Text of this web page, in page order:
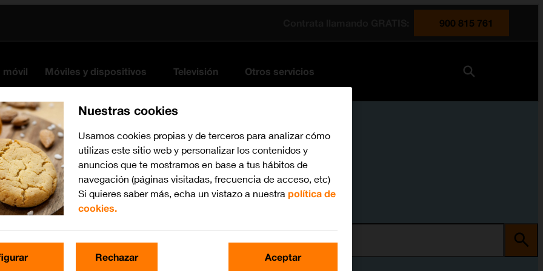
900 815 761
móvil Móviles y dispositivos Televisión Otros servicios
Nuestras cookies
Usamos cookies propias y de terceros para analizar cómo
utilizas este sitio web y personalizar los contenidos y
anuncios que te mostramos en base a tus hábitos de
navegación (páginas visitadas, frecuencia de acceso, etc)
Si quieres saber más, echa un vistazo a nuestra política de
cookies.
Rechazar Aceptar